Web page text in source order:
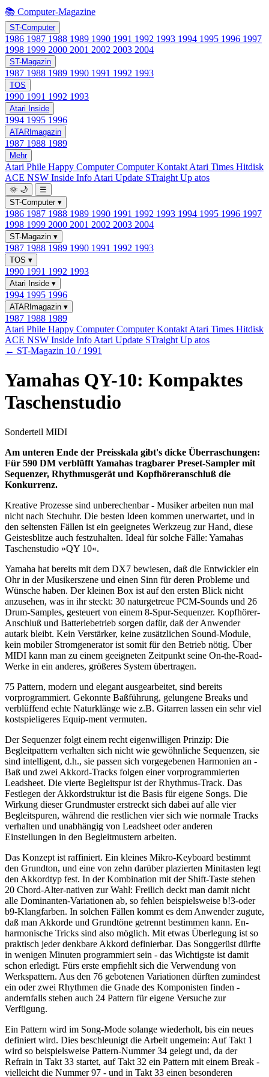
📚 Computer-Magazine
ST-Computer
1986 1987 1988 1989 1990 1991 1992 1993 1994 1995 1996 1997
1998 1999 2000 2001 2002 2003 2004
ST-Magazin
1987 1988 1989 1990 1991 1992 1993
TOS
1990 1991 1992 1993
Atari Inside
1994 1995 1996
ATARImagazin
1987 1988 1989
Mehr
Atari Phile Happy ComputerComputer Kontakt Atari Times Hitdisk
ACE NSW Inside Info Atari Update STraight Up atos
🌞 🌙
☰
ST-Computer ▾
1986 1987 1988 1989 1990 1991 1992 1993 1994 1995 1996 1997
1998 1999 2000 2001 2002 2003 2004
ST-Magazin ▾
1987 1988 1989 1990 1991 1992 1993
TOS ▾
1990 1991 1992 1993
Atari Inside ▾
1994 1995 1996
ATARImagazin ▾
1987 1988 1989
Atari Phile Happy ComputerComputer Kontakt Atari Times Hitdisk
ACE NSW Inside Info Atari Update STraight Up atos
← ST-Magazin 10 / 1991
Yamahas QY-10: Kompaktes
Taschenstudio
Sonderteil MIDI
Am unteren Ende der Preisskala gibt's dicke Überraschungen:
Für 590 DM verblüfft Yamahas tragbarer Preset-Sampler mit
Sequenzer, Rhythmusgerät und Kopfhöreranschluß die
Konkurrenz.
Kreative Prozesse sind unberechenbar - Musiker arbeiten nun mal
nicht nach Stechuhr. Die besten Ideen kommen unerwartet, und in
den seltensten Fällen ist ein geeignetes Werkzeug zur Hand, diese
Geistesblitze auch festzuhalten. Ideal für solche Fälle: Yamahas
Taschenstudio »QY 10«.
Yamaha hat bereits mit dem DX7 bewiesen, daß die Entwickler ein
Ohr in der Musikerszene und einen Sinn für deren Probleme und
Wünsche haben. Der kleinen Box ist auf den ersten Blick nicht
anzusehen, was in ihr steckt: 30 naturgetreue PCM-Sounds und 26
Drum-Samples, gesteuert von einem 8-Spur-Sequenzer. Kopfhörer-
Anschluß und Batteriebetrieb sorgen dafür, daß der Anwender
autark bleibt. Kein Verstärker, keine zusätzlichen Sound-Module,
kein mobiler Stromgenerator ist somit für den Betrieb nötig. Über
MIDI kann man zu einem geeigneten Zeitpunkt seine On-the-Road-
Werke in ein anderes, größeres System übertragen.
75 Pattern, modern und elegant ausgearbeitet, sind bereits
vorprogrammiert. Gekonnte Baßführung, gelungene Breaks und
verblüffend echte Naturklänge wie z.B. Gitarren lassen ein sehr viel
kostspieligeres Equip-ment vermuten.
Der Sequenzer folgt einem recht eigenwilligen Prinzip: Die
Begleitpattern verhalten sich nicht wie gewöhnliche Sequenzen, sie
sind intelligent, d.h., sie passen sich vorgegebenen Harmonien an -
Baß und zwei Akkord-Tracks folgen einer vorprogrammierten
Leadsheet. Die vierte Begleitspur ist der Rhythmus-Track. Das
Festlegen der Akkordstruktur ist die Basis für eigene Songs. Die
Wirkung dieser Grundmuster erstreckt sich dabei auf alle vier
Begleitspuren, während die restlichen vier sich wie normale Tracks
verhalten und unabhängig von Leadsheet oder anderen
Einstellungen in den Begleitmustern arbeiten.
Das Konzept ist raffiniert. Ein kleines Mikro-Keyboard bestimmt
den Grundton, und eine von zehn darüber plazierten Minitasten legt
den Akkordtyp fest. In der Kombination mit der Shift-Taste stehen
20 Chord-Alter-nativen zur Wahl: Freilich deckt man damit nicht
alle Dominanten-Variationen ab, so fehlen beispielsweise b!3-oder
b9-Klangfarben. In solchen Fällen kommt es dem Anwender zugute,
daß man Akkorde und Grundtöne getrennt bestimmen kann. En-
harmonische Tricks sind also möglich. Mit etwas Überlegung ist so
praktisch jeder denkbare Akkord definierbar. Das Songgerüst dürfte
in wenigen Minuten programmiert sein - das Wichtigste ist damit
schon erledigt. Fürs erste empfiehlt sich die Verwendung von
Werkspattern. Aus den 76 gebotenen Variationen dürften zumindest
ein oder zwei Rhythmen die Gnade des Komponisten finden -
andernfalls stehen auch 24 Pattern für eigene Versuche zur
Verfügung.
Ein Pattern wird im Song-Mode solange wiederholt, bis ein neues
definiert wird. Dies beschleunigt die Arbeit ungemein: Auf Takt 1
wird so beispielsweise Pattern-Nummer 34 gelegt und, da der
Refrain in Takt 33 startet, auf Takt 32 ein Pattern mit einem Break -
vielleicht die Nummer 97 - und in Takt 33 einen besonderen